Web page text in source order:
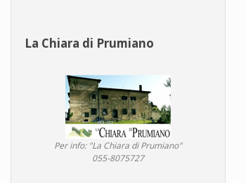
La Chiara di Prumiano
Per info: "La Chiara di Prumiano"
055-8075727